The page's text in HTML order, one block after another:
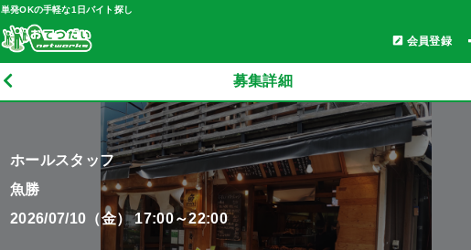
単発OKの手軽な1日バイト探し
会員登録
募集詳細
ホールスタッフ
魚勝
2026/07/10（金） 17:00～22:00